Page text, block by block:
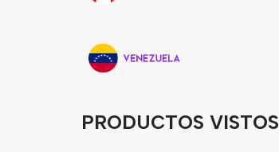
PRODUCTOS VISTOS